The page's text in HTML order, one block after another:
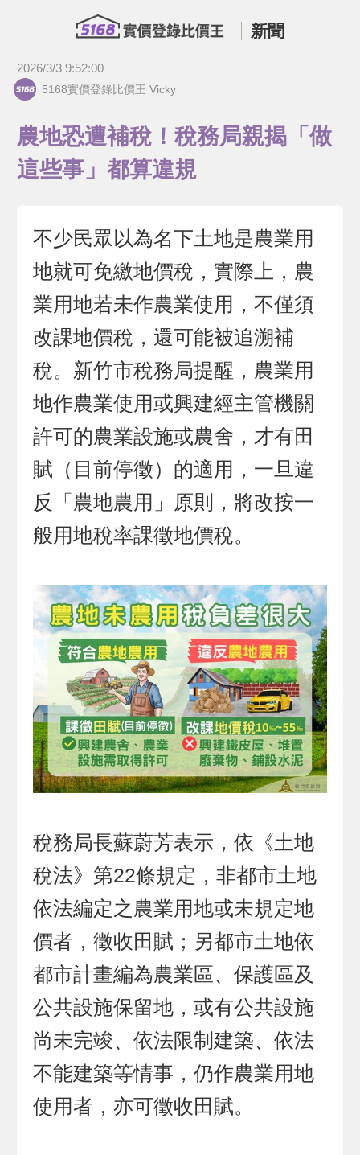
新聞
2026/3/3 9:52:00
5168實價登錄比價王 Vicky
農地恐遭補稅！稅務局親揭「做
這些事」都算違規
不少民眾以為名下土地是農業用
地就可免繳地價稅，實際上，農
業用地若未作農業使用，不僅須
改課地價稅，還可能被追溯補
稅。新竹市稅務局提醒，農業用
地作農業使用或興建經主管機關
許可的農業設施或農舍，才有田
賦（目前停徵）的適用，一旦違
反「農地農用」原則，將改按一
般用地稅率課徵地價稅。
稅務局長蘇蔚芳表示，依《土地
稅法》第22條規定，非都市土地
依法編定之農業用地或未規定地
價者，徵收田賦；另都市土地依
都市計畫編為農業區、保護區及
公共設施保留地，或有公共設施
尚未完竣、依法限制建築、依法
不能建築等情事，仍作農業用地
使用者，亦可徵收田賦。